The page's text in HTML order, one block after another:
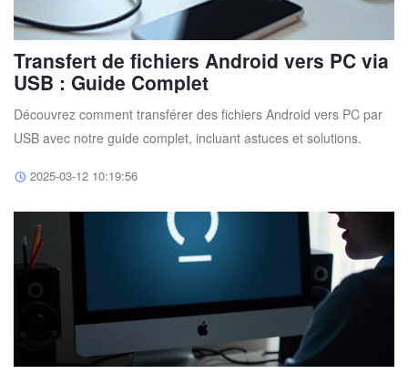
Transfert de fichiers Android vers PC via
USB : Guide Complet
Découvrez comment transférer des fichiers Android vers PC par
USB avec notre guide complet, incluant astuces et solutions.
2025-03-12 10:19:56